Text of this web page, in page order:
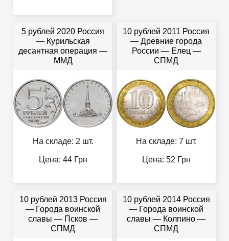
5 рублей 2020 Россия
— Курильская
десантная операция —
ММД
На складе: 2 шт.
Цена: 44Грн
10 рублей 2011 Россия
— Древние города
России — Елец —
СПМД
На складе: 7 шт.
Цена: 52 Грн
10 рублей 2013 Россия
— Города воинской
славы — Псков —
СПМД
10 рублей 2014 Россия
— Города воинской
славы — Колпино —
СПМД